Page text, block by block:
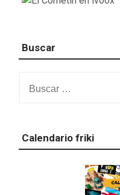
Buscar
Calendario friki